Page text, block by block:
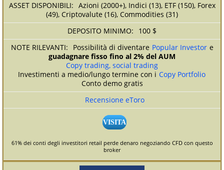
Azioni (2000+), Indici (13), ETF (150), Forex
(49), Criptovalute (16), Commodities (31)
100 $
Possibilità di diventare Popular Investor e
guadagnare fisso fino al 2% del AUM
Copy trading, social trading
Investimenti a medio/lungo termine con i Copy Portfolio
Conto demo gratis
Recensione eToro
VISITA
61% dei conti degli investitori retail perde denaro negoziando CFD con questo
broker